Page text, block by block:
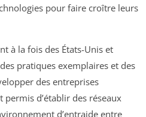
pour faire croître leurs
à la fois des États-Unis et
pratiques exemplaires et des
des entreprises
d’établir des réseaux
d’entraide entre